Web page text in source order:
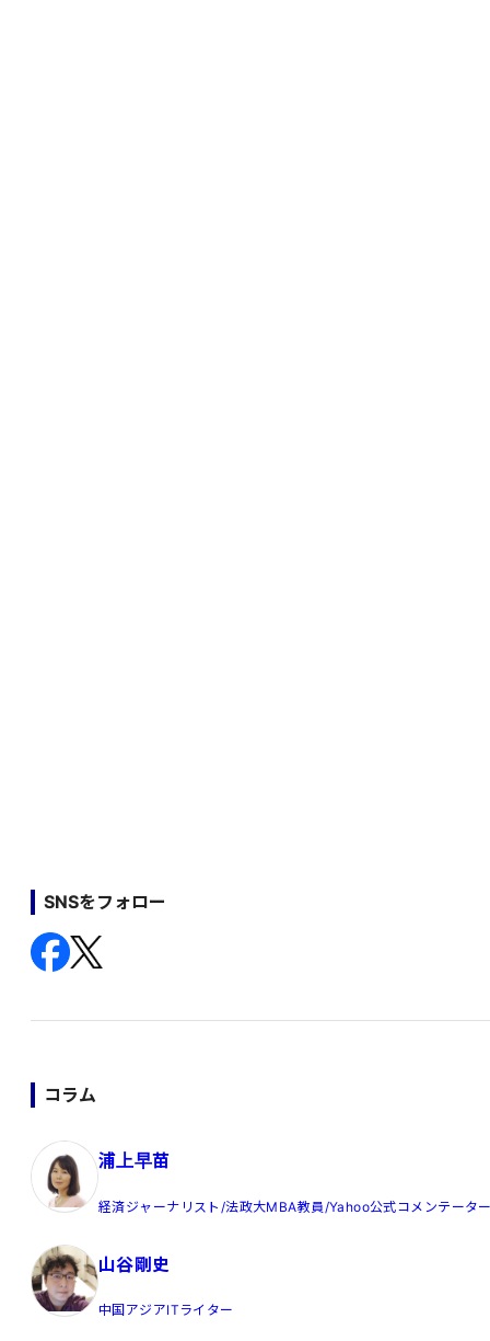
SNSをフォロー
コラム
浦上早苗
経済ジャーナリスト/法政大MBA教員/Yahoo公式コメンテータ
山谷剛史
中国アジアITライター